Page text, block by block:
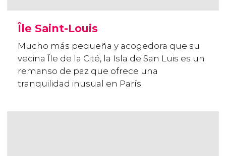
Île Saint-Louis
Mucho más pequeña y acogedora que su
vecina Île de la Cité, la Isla de San Luis es un
remanso de paz que ofrece una
tranquilidad inusual en París.